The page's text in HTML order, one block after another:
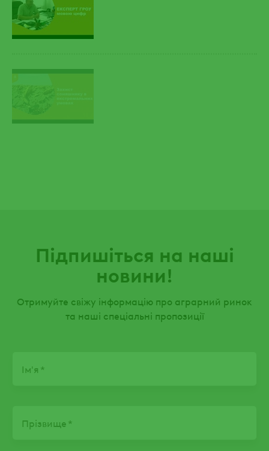
Підпишіться на наші
новини!
Отримуйте свіжу інформацію про аграрний ринок
та наші спеціальні пропозиції
Ім'я
Прізвище